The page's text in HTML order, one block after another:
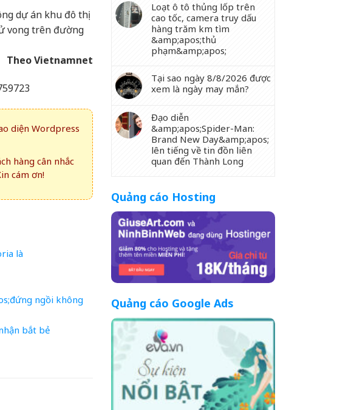
dự án khu đô thị
vong trên đường
Theo Vietnamnet
diện Wordpress
hàng cân nhắc
cám ơn!
là
ngồi không
bắt bẻ
Loạt ô tô thủng lốp trên
cao tốc, camera truy dấu
hàng trăm km tìm
&amp;apos;thủ
phạm&amp;apos;
Tại sao ngày 8/8/2026 được
xem là ngày may mắn?
Đạo diễn
&amp;apos;Spider-Man:
Brand New Day&amp;apos;
lên tiếng về tin đồn liên
quan đến Thành Long
Quảng cáo Hosting
Quảng cáo Google Ads